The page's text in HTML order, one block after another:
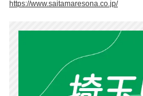
https://www.saitamaresona.co.jp/